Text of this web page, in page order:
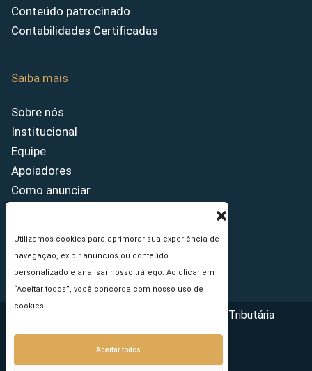
Utilizamos cookies para aprimorar sua experiência de
navegação, exibir anúncios ou conteúdo
personalizado e analisar nosso tráfego. Ao clicar em
“Aceitar todos”, você concorda com nosso uso de
cookies.
Aceitar todos
Conteúdo patrocinado
Contabilidades Certificadas
Saiba mais
Sobre nós
Institucional
Equipe
Apoiadores
Como anunciar
Princípios Editoriais
Copyright © 2026 - Portal da Reforma Tributária